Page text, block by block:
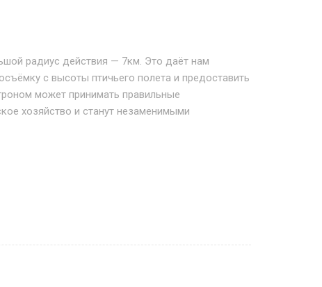
радиус действия — 7км. Это даёт нам
с высоты птичьего полета и предоставить
может принимать правильные
хозяйство и станут незаменимыми